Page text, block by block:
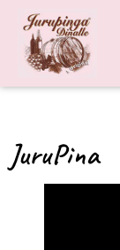
JuruPina